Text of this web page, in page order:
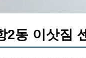
동 이삿짐